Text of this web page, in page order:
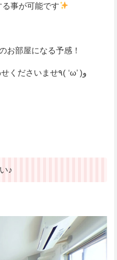
事が可能です
お部屋になる予感！
気になる方は早めにお問い合わせくださいませ٩( ‘ω’ )و
♪